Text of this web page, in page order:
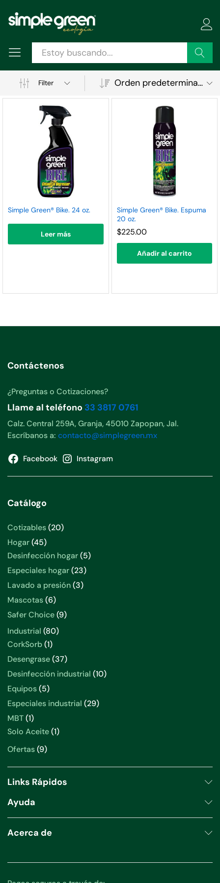
Buscar
Filter Orden predeterminado
Simple Green® Bike. 24 oz.
Leer más
Simple Green® Bike. Espuma
20 oz.
$225.00
Añadir al carrito
Contáctenos
¿Preguntas o Cotizaciones?
Llame al teléfono 33 3817 0761
Calz. Central 259A, Granja, 45010 Zapopan, Jal.
Escríbanos a: contacto@simplegreen.mx
Facebook Instagram
Catálogo
Cotizables 2020
Hogar 4545
productos
Desinfección hogar 55
Especiales hogar 2323
productos
Lavado a presión 33
Mascotas 66
productos
Safer Choice 99
Industrial 8080
CorkSorb 11
producto
Desengrase 3737
productos
Desinfección industrial 1010
Equipos 55
productos
Especiales industrial 2929
MBT 11
producto
Solo Aceite 11
Ofertas 99
Links Rápidos
Ayuda
Acerca de